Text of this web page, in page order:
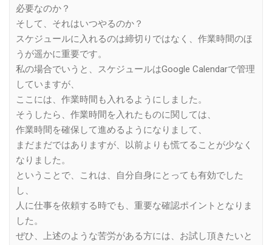
必要なのか？
そして、それはいつやるのか？
スケジュールに入れるのは締切りではなく、作業時間のほ
うが遥かに重要です。
私の場合でいうと、スケジュールはGoogle Calendarで管理
していますが、
ここには、作業時間も入れるようにしました。
そうしたら、作業時間を入れたものに関しては、
作業時間を確保して進めるようになりまして、
まだまだではありますが、以前よりも慌てることが少なく
なりました。
ということで、これは、自分自身にとっても有効でした
し、
人に仕事を依頼する時でも、重要な確認ポイントとなりま
した。
ぜひ、上述のような苦労がある方には、お試し頂きたいと